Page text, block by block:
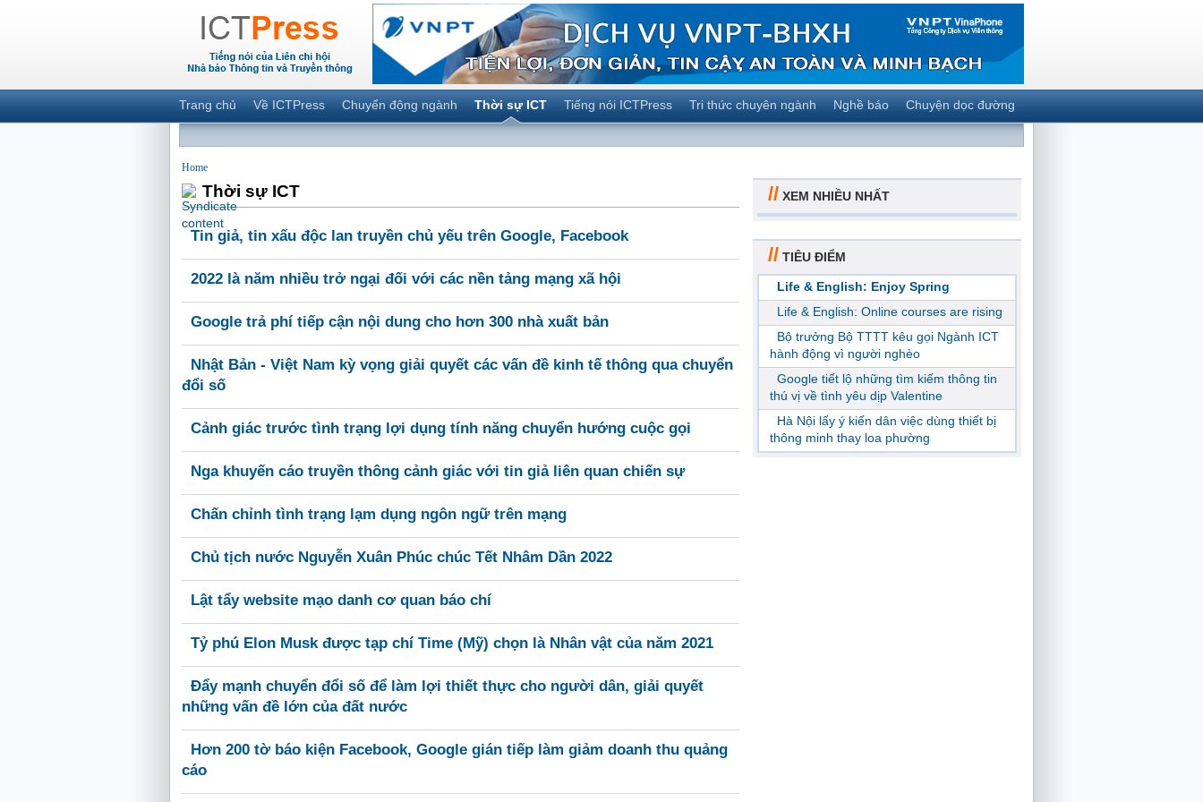
Trang chủ Về ICTPress Chuyển động ngành Thời sự ICT Tiếng nói ICTPress Tri thức chuyên ngành Nghề báo Chuyện dọc đường
Home
Thời sự ICT
Tin giả, tin xấu độc lan truyền chủ yếu trên Google, Facebook
2022 là năm nhiều trở ngại đối với các nền tảng mạng xã hội
Google trả phí tiếp cận nội dung cho hơn 300 nhà xuất bản
Nhật Bản - Việt Nam kỳ vọng giải quyết các vấn đề kinh tế thông qua chuyển
đổi số
Cảnh giác trước tình trạng lợi dụng tính năng chuyển hướng cuộc gọi
Nga khuyến cáo truyền thông cảnh giác với tin giả liên quan chiến sự
Chấn chỉnh tình trạng lạm dụng ngôn ngữ trên mạng
Chủ tịch nước Nguyễn Xuân Phúc chúc Tết Nhâm Dần 2022
Lật tẩy website mạo danh cơ quan báo chí
Tỷ phú Elon Musk được tạp chí Time (Mỹ) chọn là Nhân vật của năm 2021
Đẩy mạnh chuyển đổi số để làm lợi thiết thực cho người dân, giải quyết
những vấn đề lớn của đất nước
Hơn 200 tờ báo kiện Facebook, Google gián tiếp làm giảm doanh thu quảng
cáo
// XEM NHIỀU NHẤT
// TIÊU ĐIỂM
Life & English: Enjoy Spring
Life & English: Online courses are rising
Bộ trưởng Bộ TTTT kêu gọi Ngành ICT
hành động vì người nghèo
Google tiết lộ những tìm kiếm thông tin
thú vị về tình yêu dịp Valentine
Hà Nội lấy ý kiến dân việc dùng thiết bị
thông minh thay loa phường